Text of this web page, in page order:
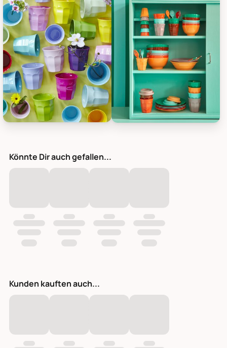
RICE Melamin Becher Medium einfarbig aqua
Könnte Dir auch gefallen...
Kunden kauften auch...